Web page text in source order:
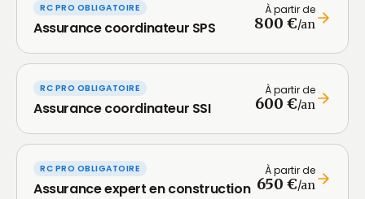
RC PRO OBLIGATOIRE
Assurance coordinateur SPS
À partir de
800 €/an
RC PRO OBLIGATOIRE
Assurance coordinateur SSI
À partir de
600 €/an
RC PRO OBLIGATOIRE
Assurance expert en construction
À partir de
650 €/an